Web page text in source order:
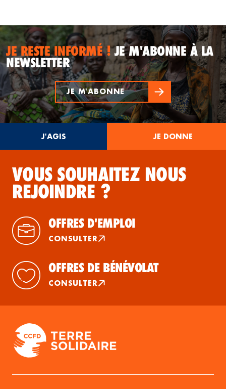
JE RESTE INFORMÉ !JE M'ABONNE À LA
NEWSLETTER
JE M'ABONNE
J'AGIS JE DONNE
VOUS SOUHAITEZ NOUS
REJOINDRE ?
OFFRES D'EMPLOI
CONSULTER
OFFRES DE BÉNÉVOLAT
CONSULTER